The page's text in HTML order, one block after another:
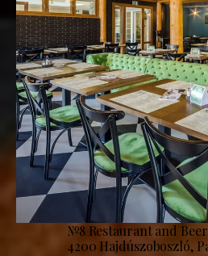
№8 Restaurant and Beer
4200 Hajdúszoboszló,